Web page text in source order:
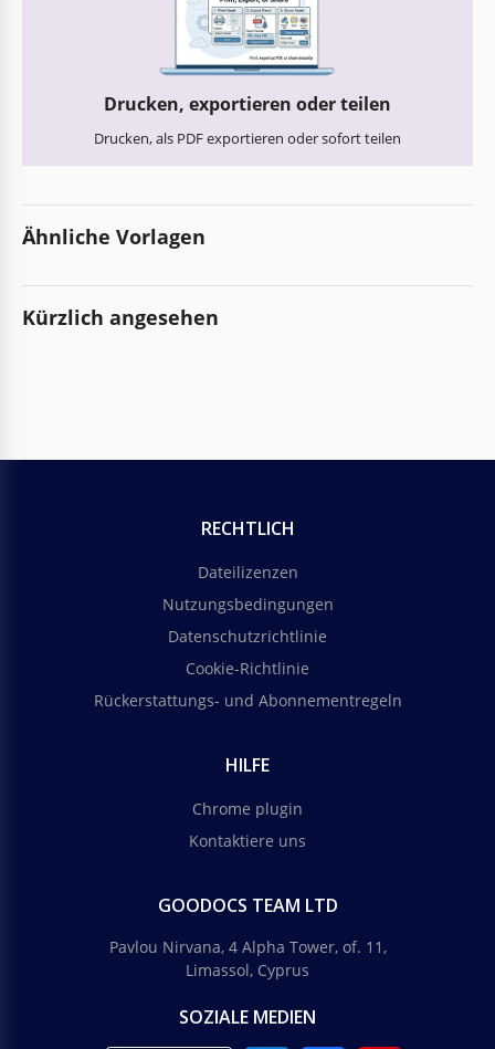
Drucken, exportieren oder teilen
Drucken, als PDF exportieren oder sofort teilen
Ähnliche Vorlagen
Kürzlich angesehen
RECHTLICH
Dateilizenzen
Nutzungsbedingungen
Datenschutzrichtlinie
Cookie-Richtlinie
Rückerstattungs- und Abonnementregeln
HILFE
Chrome plugin
Kontaktiere uns
GOODOCS TEAM LTD
Pavlou Nirvana, 4 Alpha Tower, of. 11,
Limassol, Cyprus
SOZIALE MEDIEN